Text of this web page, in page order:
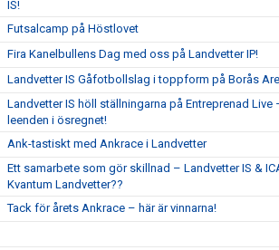
IS!
Futsalcamp på Höstlovet
Fira Kanelbullens Dag med oss på Landvetter IP!
Landvetter IS Gåfotbollslag i toppform på Borås
Landvetter IS höll ställningarna på Entreprenad Live
leenden i ösregnet!
Ank-tastiskt med Ankrace i Landvetter
Ett samarbete som gör skillnad – Landvetter IS &
Kvantum Landvetter??
Tack för årets Ankrace – här är vinnarna!